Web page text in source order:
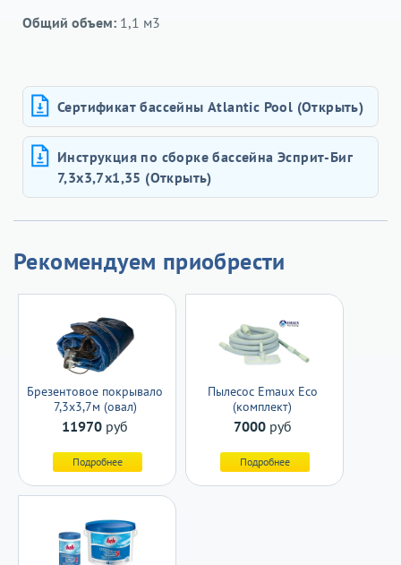
Общий объем: 1,1 м3
Сертификат бассейны Atlantic Pool (Открыть)
Инструкция по сборке бассейна Эсприт-Биг
7,3х3,7x1,35 (Открыть)
Рекомендуем приобрести
Брезентовое покрывало
7,3х3,7м (овал)
11970 руб
Подробнее
Пылесос Emaux Eco
(комплект)
7000руб
Подробнее